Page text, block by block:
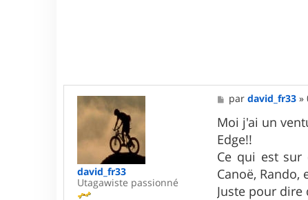
david_fr33
Utagawiste passionné
M
e
s
s
a
g
e
pardavid_fr33 »
Moi j'ai un
Edge!!
Ce qui est sur
Canoë, Rando,
Juste pour